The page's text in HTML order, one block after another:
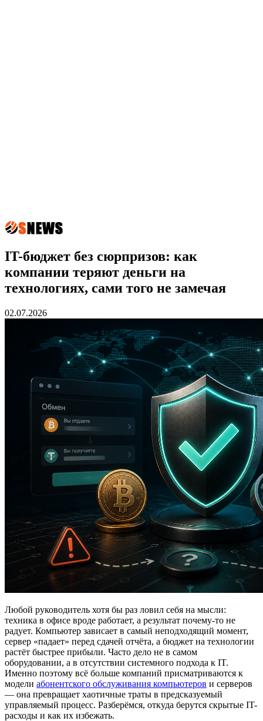
IT-бюджет без сюрпризов: как
компании теряют деньги на
технологиях, сами того не замечая
02.07.2026
Любой руководитель хотя бы раз ловил себя на мысли:
техника в офисе вроде работает, а результат почему-то не
радует. Компьютер зависает в самый неподходящий момент,
сервер «падает» перед сдачей отчёта, а бюджет на технологии
растёт быстрее прибыли. Часто дело не в самом
оборудовании, а в отсутствии системного подхода к IT.
Именно поэтому всё больше компаний присматриваются к
модели абонентского обслуживания компьютеров и серверов
— она превращает хаотичные траты в предсказуемый
управляемый процесс. Разберёмся, откуда берутся скрытые IT-
расходы и как их избежать.